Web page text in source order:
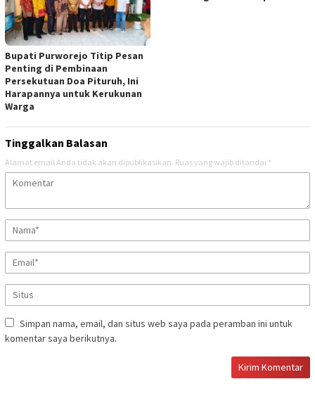
Bupati Purworejo Titip Pesan
Penting di Pembinaan
Persekutuan Doa Pituruh, Ini
Harapannya untuk Kerukunan
Warga
Tinggalkan Balasan
Alamat email Anda tidak akan dipublikasikan. Ruas yang wajib ditandai *
Simpan nama, email, dan situs web saya pada peramban ini untuk
komentar saya berikutnya.